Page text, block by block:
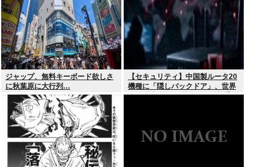
ジャップ、無料キーボード欲しさ
に秋葉原に大行列…
【セキュリティ】中国製ルータ20
機種に「隠しバックドア」、世界
10万台超か…35秒ごとに外部通信